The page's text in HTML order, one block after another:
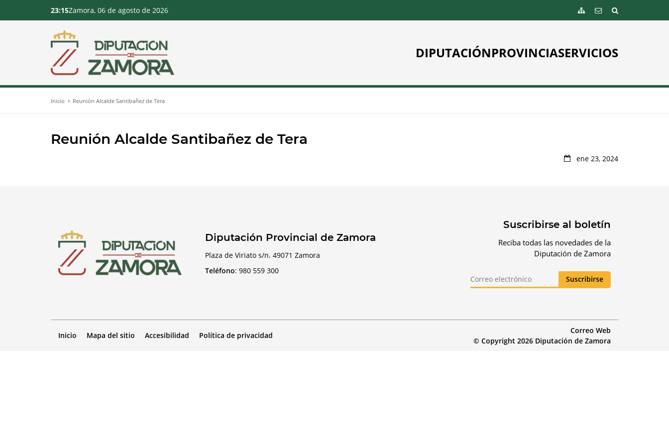
DIPUTACIÓNPROVINCIASERVICIOS
23:15Zamora, 06 de agosto de 2026
Inicio Reunión Alcalde Santibañez de Tera
Reunión Alcalde Santibañez de Tera
ene 23, 2024
Diputación Provincial de Zamora
Plaza de Viriato s/n. 49071 Zamora
Teléfono: 980 559 300
Suscribirse al boletín
Reciba todas las novedades de la
Diputación de Zamora
Inicio Mapa del sitio Accesibilidad Política de privacidad
Correo Web
© Copyright 2026 Diputación de Zamora